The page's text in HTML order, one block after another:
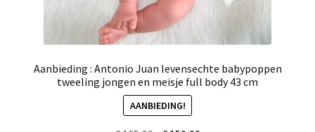
Aanbieding : Antonio Juan levensechte babypoppen
tweeling jongen en meisje full body 43 cm
AANBIEDING!